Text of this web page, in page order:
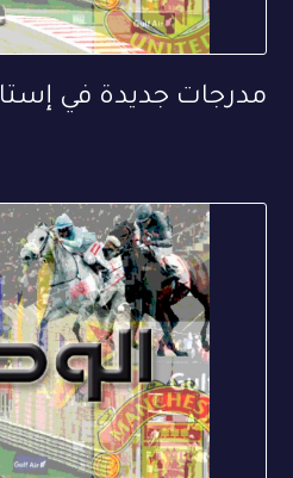
مدرجات جديدة في